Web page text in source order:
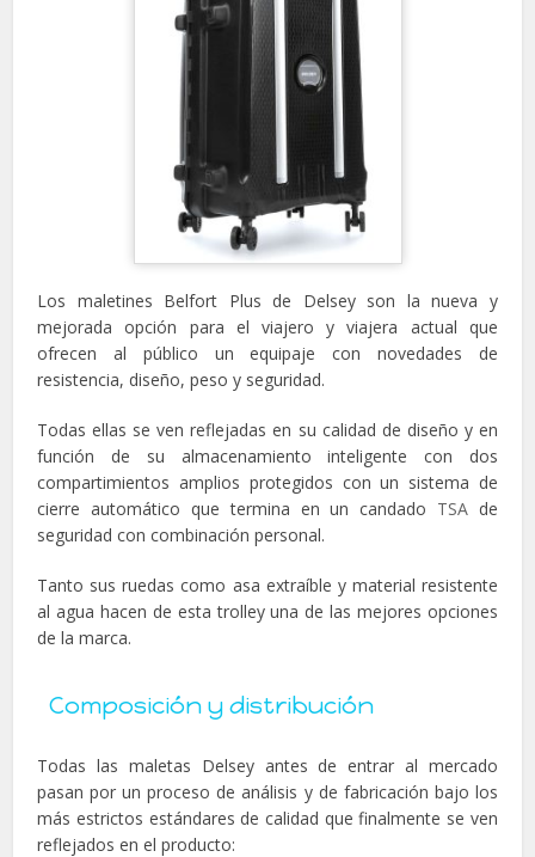
Los maletines Belfort Plus de Delsey son la nueva y
mejorada opción para el viajero y viajera actual que
ofrecen al público un equipaje con novedades de
resistencia, diseño, peso y seguridad.
Todas ellas se ven reflejadas en su calidad de diseño y en
función de su almacenamiento inteligente con dos
compartimientos amplios protegidos con un sistema de
cierre automático que termina en un candado TSAde
seguridad con combinación personal.
Tanto sus ruedas como asa extraíble y material resistente
al agua hacen de esta trolley una de las mejores opciones
de la marca.
Composición y distribución
Todas las maletas Delsey antes de entrar al mercado
pasan por un proceso de análisis y de fabricación bajo los
más estrictos estándares de calidad que finalmente se ven
reflejados en el producto: